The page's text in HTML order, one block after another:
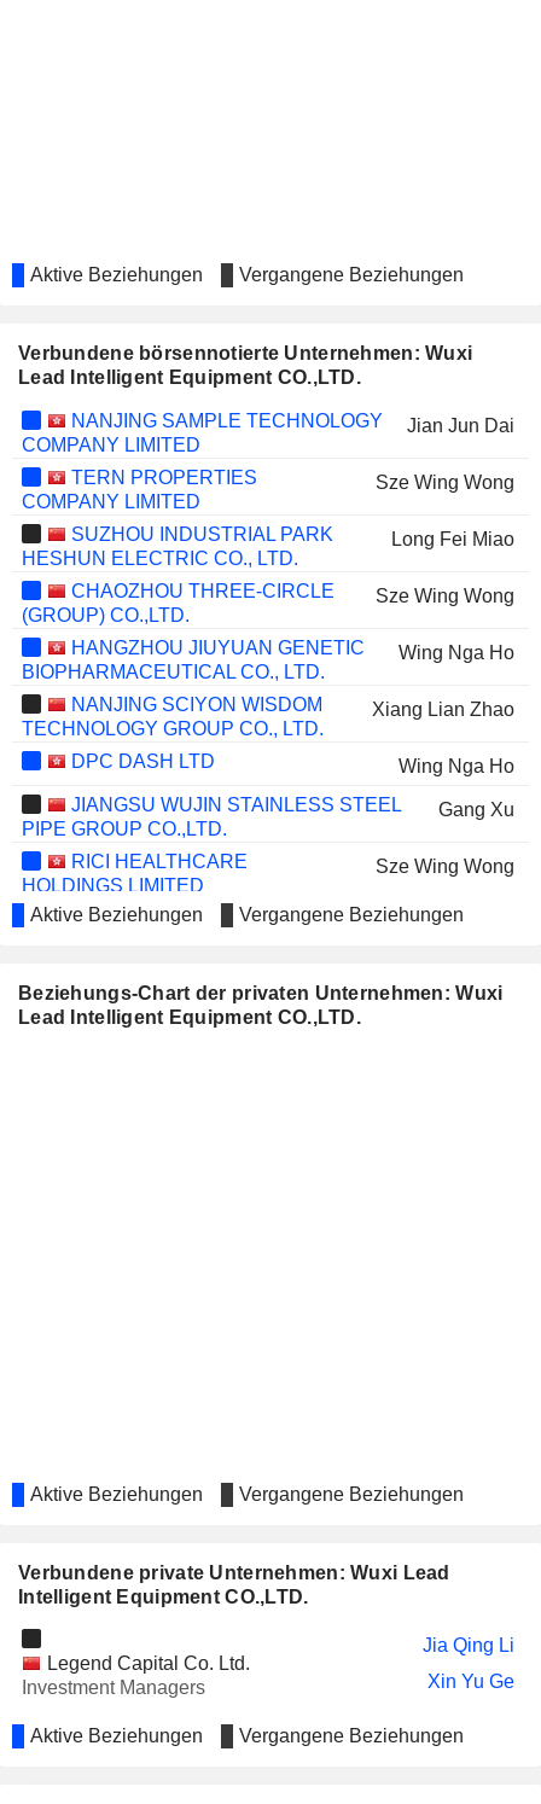
Aktive Beziehungen Vergangene Beziehungen
Verbundene börsennotierte Unternehmen: Wuxi
Lead Intelligent Equipment CO.,LTD.
NANJING SAMPLE TECHNOLOGY
COMPANY LIMITED
Jian Jun Dai
TERN PROPERTIES
COMPANY LIMITED
Sze Wing Wong
SUZHOU INDUSTRIAL PARK
HESHUN ELECTRIC CO., LTD.
Long Fei Miao
CHAOZHOU THREE-CIRCLE
(GROUP) CO.,LTD.
Sze Wing Wong
HANGZHOU JIUYUAN GENETIC
BIOPHARMACEUTICAL CO., LTD.
Wing Nga Ho
NANJING SCIYON WISDOM
TECHNOLOGY GROUP CO., LTD.
Xiang Lian Zhao
DPC DASH LTD
Wing Nga Ho
JIANGSU WUJIN STAINLESS STEEL
PIPE GROUP CO.,LTD.
Gang Xu
RICI HEALTHCARE
HOLDINGS LIMITED
Sze Wing Wong
INVENTISBIO CO., LIMITED
Wing Nga Ho
CENTRE ENVIRONMENTAL TECH
CO., LTD
CO., LTD.
YONZ TECHNOLOGY CO.,LTD.
Aktive Beziehungen Vergangene Beziehungen
Beziehungs-Chart der privaten Unternehmen: Wuxi
Lead Intelligent Equipment CO.,LTD.
Aktive Beziehungen Vergangene Beziehungen
Verbundene private Unternehmen: Wuxi Lead
Intelligent Equipment CO.,LTD.
Legend Capital Co. Ltd.
Investment Managers
Jia Qing Li
Xin Yu Ge
Aktive Beziehungen Vergangene Beziehungen